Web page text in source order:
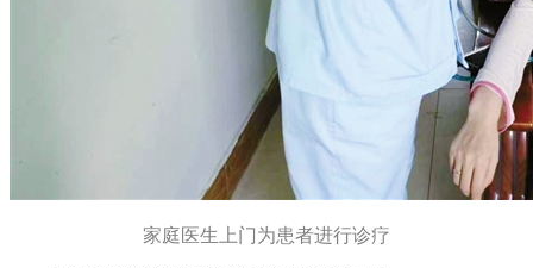
家庭医生上门为患者进行诊疗